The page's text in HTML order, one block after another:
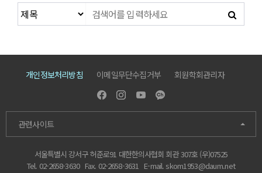
개인정보처리방침 이메일무단수집거부 회원학회관리자
관련사이트
서울특별시 강서구 허준로91 대한한의사협회 회관 307호 (우)07525
Tel. 02-2658-3630 Fax. 02-2658-3631 E-mail. skom1953@daum.net